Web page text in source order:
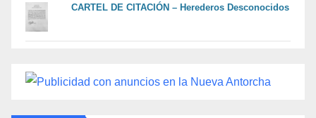
CARTEL DE CITACIÓN – Herederos Desconocidos